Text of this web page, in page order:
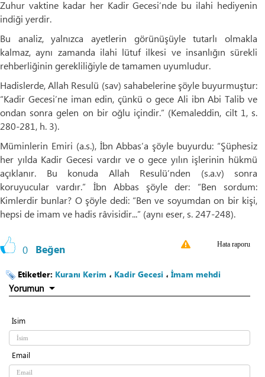
Zuhur vaktine kadar her Kadir Gecesi’nde bu ilahi hediyenin
indiği yerdir.
Bu analiz, yalnızca ayetlerin görünüşüyle ​​tutarlı olmakla
kalmaz, aynı zamanda ilahi lütuf ilkesi ve insanlığın sürekli
rehberliğinin gerekliliğiyle de tamamen uyumludur.
Hadislerde, Allah Resulü (sav) sahabelerine şöyle buyurmuştur:
“Kadir Gecesi’ne iman edin, çünkü o gece Ali ibn Abi Talib ve
ondan sonra gelen on bir oğlu içindir.” (Kemaleddin, cilt 1, s.
280-281, h. 3).
Müminlerin Emiri (a.s.), İbn Abbas’a şöyle buyurdu: “Şüphesiz
her yılda Kadir Gecesi vardır ve o gece yılın işlerinin hükmü
açıklanır. Bu konuda Allah Resulü’nden (s.a.v) sonra
koruyucular vardır.” İbn Abbas şöyle der: “Ben sordum:
Kimlerdir bunlar? O şöyle dedi: “Ben ve soyumdan on bir kişi,
hepsi de imam ve hadis râvisidir...” (aynı eser, s. 247-248).
0 Beğen Hata raporu
Etiketler: Kuranı Kerim ، Kadir Gecesi ، İmam mehdi
Yorumun
İsim
Email